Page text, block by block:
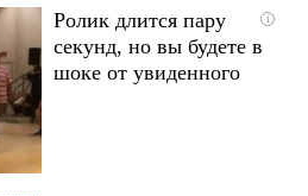
i
Ролик длится пару
секунд, но вы будете в
шоке от увиденного